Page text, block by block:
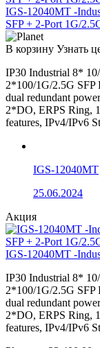
IGS-12040MT -
SFP + 2-Port 1G/
В корзину Узнать
IP30 Industrial 8*
2*100/1G/2.5G SFP
dual redundant
2*DO, ERPS Ring,
features, IPv4/IPv6
IGS-12040MT
25.06.2024
Акция
IGS-12040MT -
IP30 Industrial 8*
2*100/1G/2.5G SFP
dual redundant
2*DO, ERPS Ring,
features, IPv4/IPv6